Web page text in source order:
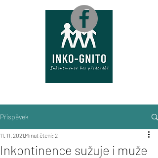
Příspěvek
Inkontinence sužuje i muže
11. 11. 2021 Minut čtení: 2